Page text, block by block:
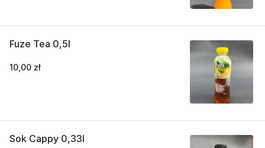
Fuze Tea 0,5l
10,00 zł
Sok Cappy 0,33l